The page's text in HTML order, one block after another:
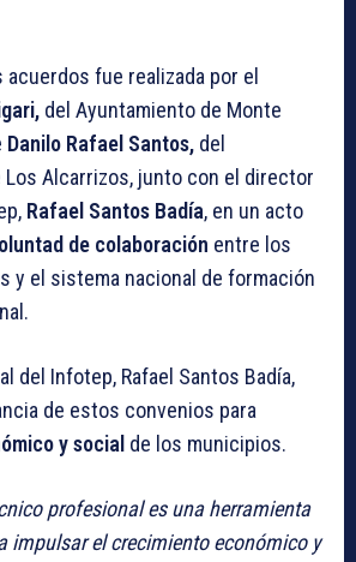
fue realizada por el
del Ayuntamiento de Monte
Danilo Rafael Santos, del
Alcarrizos, junto con el director
Rafael Santos Badía, en un acto
de colaboración entre los
y el sistema nacional de formación
del Infotep, Rafael Santos Badía,
de estos convenios para
y social de los municipios.
profesional es una herramienta
impulsar el crecimiento económico y